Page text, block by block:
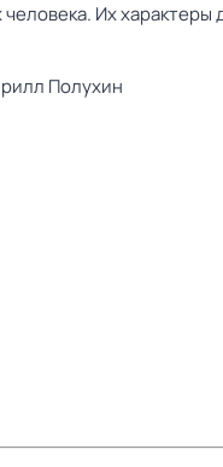
Их характеры
Полухин